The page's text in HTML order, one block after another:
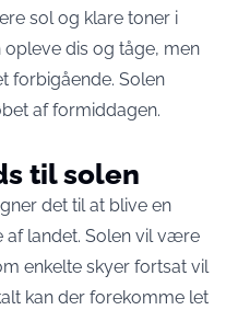
sol og klare toner i
dis og tåge, men
forbigående. Solen
af formiddagen.
til solen
det til at blive en
landet. Solen vil være
enkelte skyer fortsat vil
kan der forekomme let